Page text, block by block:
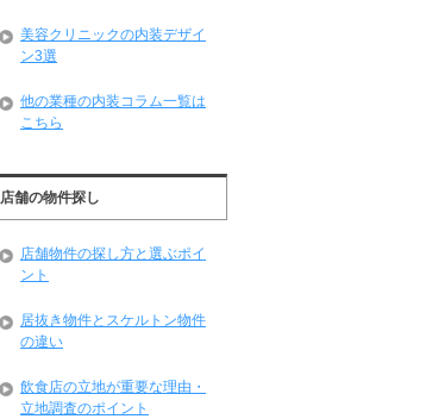
美容クリニックの内装デザイ
ン3選
他の業種の内装コラム一覧は
こちら
店舗の物件探し
店舗物件の探し方と選ぶポイ
ント
居抜き物件とスケルトン物件
の違い
飲食店の立地が重要な理由・
立地調査のポイント